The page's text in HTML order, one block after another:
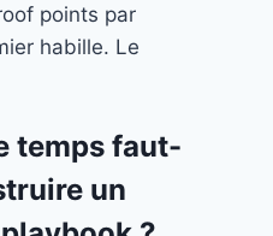
points par
habille. Le
temps faut-
un